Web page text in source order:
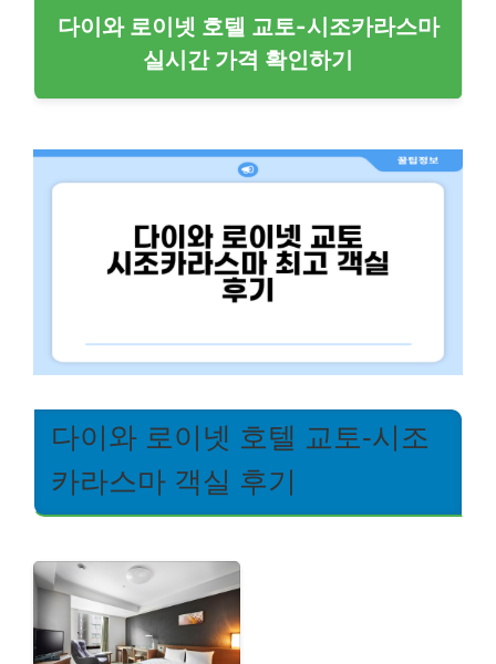
다이와 로이넷 호텔 교토-시조카라스마
실시간 가격 확인하기
다이와 로이넷 호텔 교토-시조
카라스마 객실 후기